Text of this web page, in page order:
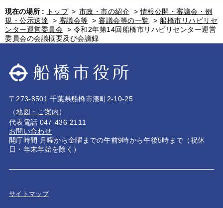
現在の場所 : トップ > 市政・市の紹介 >情報公開・審議会・例
規・公示送達
> 審議会等 > 審議会等の一覧 > 船橋市リハビリセ
ンター運営委員会 > 令和2年第14回船橋市リハビリセンター運営
委員会の会議概要及び会議録
〒273-8501 千葉県船橋市湊町2-10-25
（地図・ご案内）
代表電話 047-436-2111
お問い合わせ
開庁時間 月曜から金曜までの午前9時から午後5時まで（祝休
日・年末年始を除く）
サイトマップ